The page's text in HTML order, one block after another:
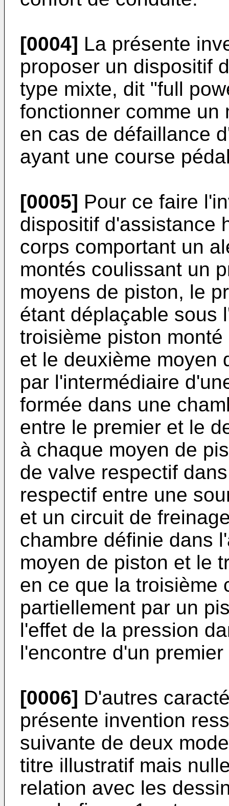
[0004] La présente
proposer un dispositif
type mixte, dit "full
fonctionner comme
en cas de défaillance
ayant une course
[0005] Pour ce faire
dispositif d'assistance
corps comportant un
montés coulissant un
moyens de piston, le
étant déplaçable sous
troisième piston
et le deuxième moyen
par l'intermédiaire
formée dans une
entre le premier et le
à chaque moyen de
de valve respectif
respectif entre une
et un circuit de
chambre définie dans
moyen de piston et le
en ce que la troisième
partiellement par un
l'effet de la pression
l'encontre d'un
[0006] D'autres
présente invention
suivante de deux
titre illustratif mais
relation avec les